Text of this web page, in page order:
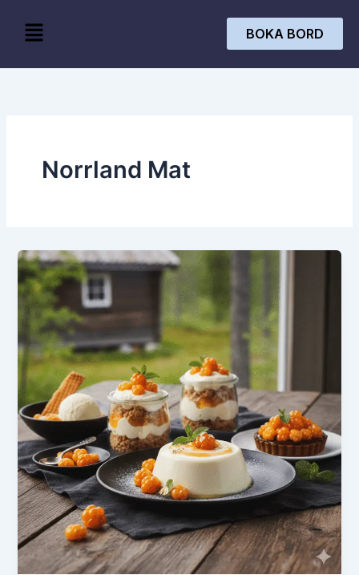
Menu BOKA BORD
Norrland Mat